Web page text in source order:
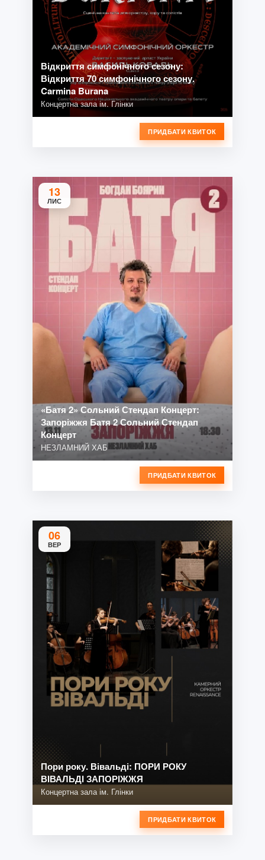
Відкриття симфонічного сезону:
Відкриття 70 симфонічного сезону.
Carmina Burana
Концертна зала ім. Глінки
ПРИДБАТИ КВИТОК
13
ЛИС
«Батя 2» Сольний Стендап Концерт:
Запоріжжя Батя 2 Сольний Стендап
Концерт
НЕЗЛАМНИЙ ХАБ
ПРИДБАТИ КВИТОК
06
ВЕР
Пори року. Вівальді: ПОРИ РОКУ
ВІВАЛЬДІ ЗАПОРІЖЖЯ
Концертна зала ім. Глінки
ПРИДБАТИ КВИТОК